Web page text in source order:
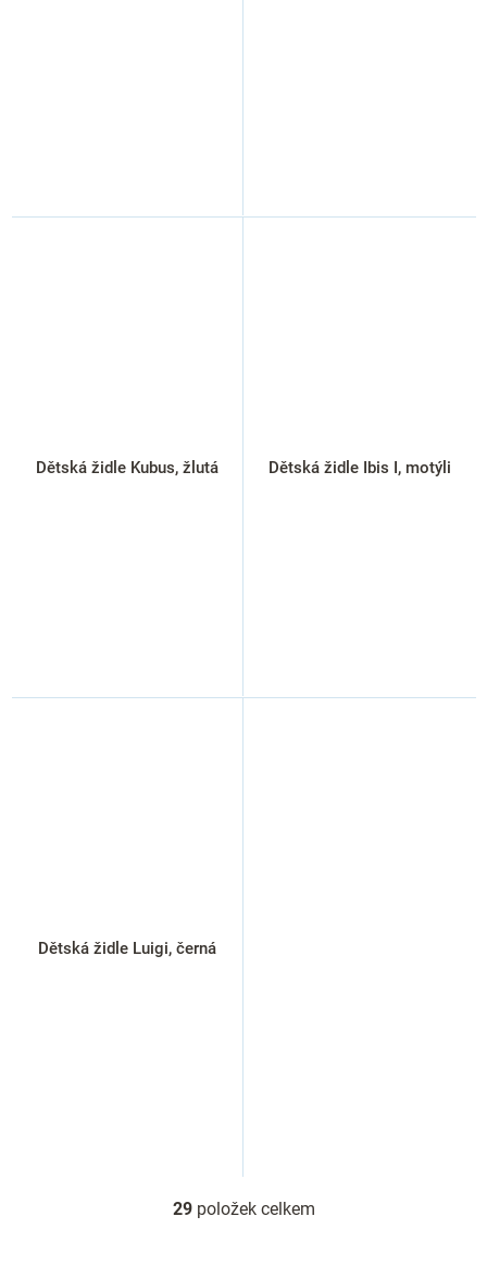
Dětská židle Kubus, žlutá Dětská židle Ibis I, motýli
Dětská židle Luigi, černá
O
29položek celkem